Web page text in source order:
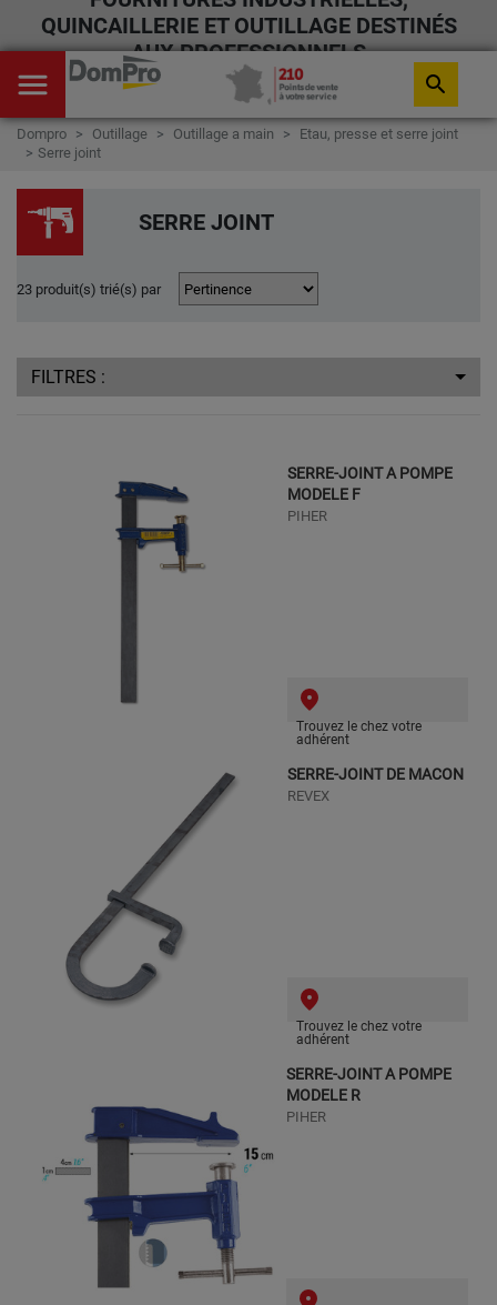
QUINCAILLERIE ET OUTILLAGE DESTINÉS
AUX PROFESSIONNELS
menu search
Dompro Outillage Outillage a main
Etau, presse et serre joint
Serre joint
SERRE JOINT
23 produit(s) trié(s) par
FILTRES :
SERRE-JOINT A POMPE
MODELE F
PIHER
Trouvez le chez votre
adhérent
SERRE-JOINT DE MACON
REVEX
Trouvez le chez votre
adhérent
SERRE-JOINT A POMPE
MODELE R
PIHER